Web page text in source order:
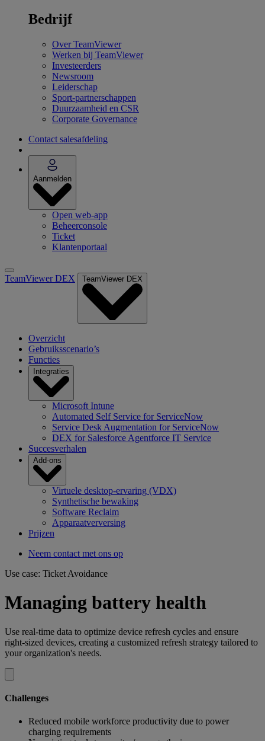
Bedrijf
Over TeamViewer
Werken bij TeamViewer
Investeerders
Newsroom
Leiderschap
Sport-partnerschappen
Duurzaamheid en CSR
Corporate Governance
Contact salesafdeling
Aanmelden
Open web-app
Beheerconsole
Ticket
Klantenportaal
TeamViewer DEX TeamViewer DEX
Overzicht
Gebruiksscenario’s
Functies
Integraties
Microsoft Intune
Automated Self Service for ServiceNow
Service Desk Augmentation for ServiceNow
DEX for Salesforce Agentforce IT Service
Succesverhalen
Add-ons
Virtuele desktop-ervaring (VDX)
Synthetische bewaking
Software Reclaim
Apparaatverversing
Prijzen
Neem contact met ons op
Use case: Ticket Avoidance
Managing battery health
Use real-time data to optimize device refresh cycles and ensure
right-sized devices, creating a customized refresh strategy tailored to
your organization's needs.
Challenges
Reduced mobile workforce productivity due to power
charging requirements